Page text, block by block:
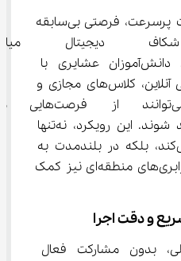
اتصال این مدارس به اینترنت پرسرعت، فرصتی بی‌سابقه
دیجیتال
کم‌برخوردار فراهم می‌کند. دانش‌آموزان عشایری با
دسترسی به محتوای آموزشی آنلاین، کلاس‌های مجازی و
منابع چندرسانه‌ای، می‌توانند
دانش‌آموزان شهری بهره‌مند شوند. این رویکرد، نه‌تنها
عدالت آموزشی را تقویت می‌کند، بلکه در بلندمدت به
توسعه انسانی و کاهش نابرابری‌های منطقه‌ای نیز کمک
و دقت اجرا
طرح‌های ملی، بدون مشارکت فعال